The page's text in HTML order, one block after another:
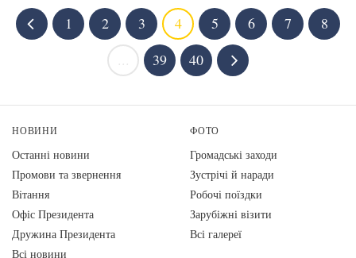
1 2 3 4 5 6 7
8
39 40
НОВИНИ
Останні новини
Промови та звернення
Вiтання
Офіс Президента
Дружина Президента
Всі новини
ФОТО
Громадські заходи
Зустрічі й наради
Робочі поїздки
Зарубіжні візити
Всі галереї